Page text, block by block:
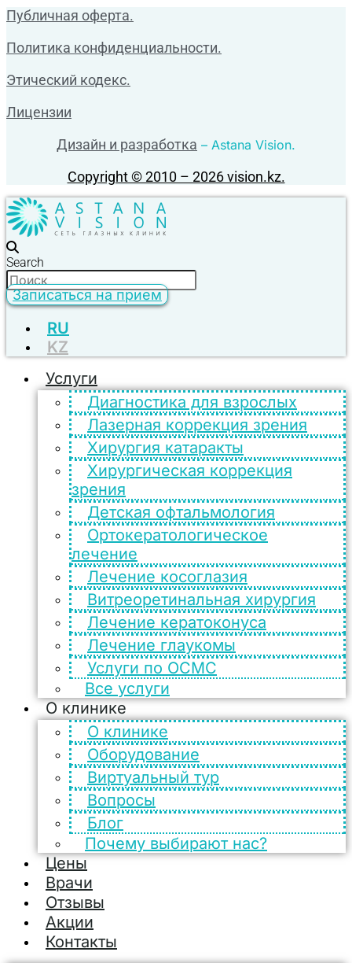
Публичная оферта.
Политика конфиденциальности.
Этический кодекс.
Лицензии
Дизайн и разработка – Astana Vision.
Copyright © 2010 – 2026 vision.kz.
Search
Записаться на прием
RU
KZ
Услуги
Диагностика для взрослых
Лазерная коррекция зрения
Хирургия катаракты
Хирургическая коррекция
зрения
Детская офтальмология
Ортокератологическое
лечение
Лечение косоглазия
Витреоретинальная хирургия
Лечение кератоконуса
Лечение глаукомы
Услуги по ОСМС
Все услуги
О клинике
О клинике
Оборудование
Виртуальный тур
Вопросы
Блог
Почему выбирают нас?
Цены
Врачи
Отзывы
Акции
Контакты